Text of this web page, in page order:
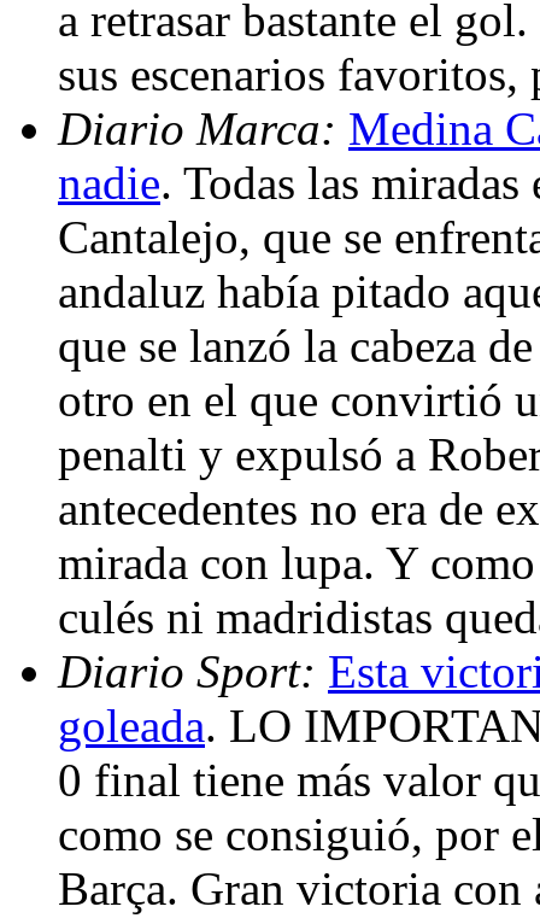
a retrasar bastante el
sus escenarios
Diario Marca: Medina
nadie. Todas las miradas
Cantalejo, que se
andaluz había pitado
que se lanzó la cabeza
otro en el que convirtió
penalti y expulsó a
antecedentes no era de
mirada con lupa. Y como
culés ni madridistas
Diario Sport: Esta
goleada. LO
0 final tiene más valor
como se consiguió, por
Barça. Gran victoria